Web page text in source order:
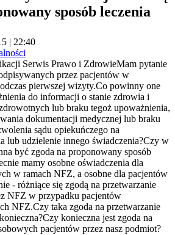
sposób leczenia
| 22:40
Serwis Prawo i ZdrowieMam pytanie
przez pacjentów w
pierwszej wizyty.Co powinny one
do informacji o stanie zdrowia i
lub braku tegoż upoważnienia,
dokumentacji medycznej lub braku
sądu opiekuńczego na
lub udzielenie innego świadczenia?Czy w
być zgoda na proponowany sposób
mamy osobne oświadczenia dla
w ramach NFZ, a osobne dla pacjentów
- różniące się zgodą na przetwarzanie
NFZ w przypadku pacjentów
NFZ.Czy taka zgoda na przetwarzanie
konieczna jest zgoda na
pacjentów przez nasz podmiot?